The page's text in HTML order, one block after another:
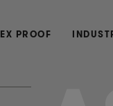
EX PROOF